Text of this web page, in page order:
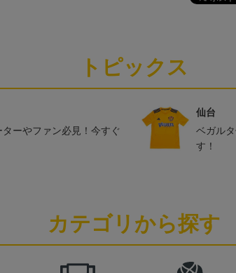
トピックス
ーやファン必見！今すぐ
仙台
ベガル
す！
カテゴリから探す